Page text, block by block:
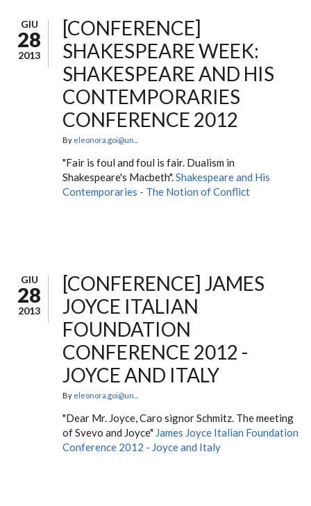
GIU
28
2013
[CONFERENCE]
SHAKESPEARE WEEK:
SHAKESPEARE AND HIS
CONTEMPORARIES
CONFERENCE 2012
By eleonora.goi@un...
"Fair is foul and foul is fair. Dualism in
Shakespeare's Macbeth".Shakespeare and His
Contemporaries - The Notion of Conflict
GIU
28
2013
[CONFERENCE] JAMES
JOYCE ITALIAN
FOUNDATION
CONFERENCE 2012 -
JOYCE AND ITALY
By eleonora.goi@un...
"Dear Mr. Joyce, Caro signor Schmitz. The meeting
of Svevo and Joyce" James Joyce Italian Foundation
Conference 2012 - Joyce and Italy